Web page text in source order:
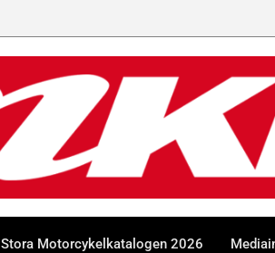
Stora Motorcykelkatalogen 2026